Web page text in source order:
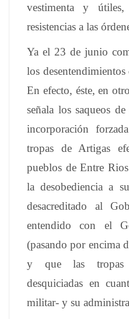
vestimenta y útiles,
resistencias a las
Ya el 23 de junio
los
En efecto, éste, en
señala los saqueos
incorporación
tropas de Artigas
pueblos de Entre
la desobediencia a
desacreditado al
entendido con el
(pasando por encima
y que las tropas
desquiciadas en
militar- y su